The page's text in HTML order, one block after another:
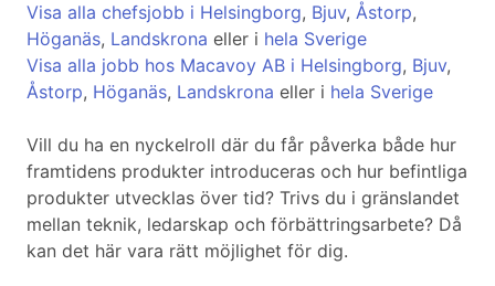
Visa alla chefsjobb i Helsingborg, Bjuv, Åstorp,
Höganäs, Landskrona eller i hela Sverige
Visa alla jobb hos Macavoy AB i Helsingborg, Bjuv,
Åstorp, Höganäs, Landskrona eller i hela Sverige
Vill du ha en nyckelroll där du får påverka både hur
framtidens produkter introduceras och hur befintliga
produkter utvecklas över tid? Trivs du i gränslandet
mellan teknik, ledarskap och förbättringsarbete? Då
kan det här vara rätt möjlighet för dig.